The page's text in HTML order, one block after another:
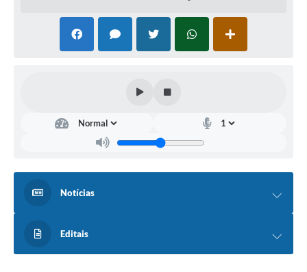
Notícias
Editais